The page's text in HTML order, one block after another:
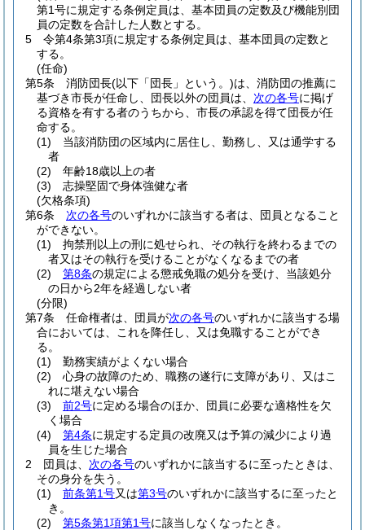
第1号に規定する条例定員は、基本団員の定数及び機能別団
員の定数を合計した人数とする。
5
令第4条第3項に規定する条例定員は、基本団員の定数と
する。
(任命)
第5条
消防団長(以下「団長」という。)は、消防団の推薦に
基づき市長が任命し、団長以外の団員は、 次の各号に掲げ
る資格を有する者のうちから、市長の承認を得て団長が任
命する。
(1)
当該消防団の区域内に居住し、勤務し、又は通学する
者
(2)
年齢18歳以上の者
(3)
志操堅固で身体強健な者
(欠格条項)
第6条
次の各号のいずれかに該当する者は、団員となること
ができない。
(1)
拘禁刑以上の刑に処せられ、その執行を終わるまでの
者又はその執行を受けることがなくなるまでの者
(2)
第8条の規定による懲戒免職の処分を受け、当該処分
の日から2年を経過しない者
(分限)
第7条
任命権者は、団員が次の各号のいずれかに該当する場
合においては、これを降任し、又は免職することができ
る。
(1)
勤務実績がよくない場合
(2)
心身の故障のため、職務の遂行に支障があり、又はこ
れに堪えない場合
(3)
前2号に定める場合のほか、団員に必要な適格性を欠
く場合
(4)
第4条に規定する定員の改廃又は予算の減少により過
員を生じた場合
2
団員は、 次の各号のいずれかに該当するに至ったときは、
その身分を失う。
(1)
前条第1号又は第3号のいずれかに該当するに至ったと
き。
(2)
第5条第1項第1号に該当しなくなったとき。